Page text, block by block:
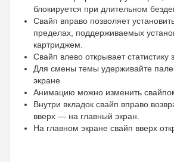
блокируется при длительном
Свайп вправо позволяет
пределах, поддерживаемых
картриджем.
Свайп влево открывает статистику
Для смены темы удерживайте
экране.
Анимацию можно изменить
Внутри вкладок свайп вправо
вверх — на главный экран.
На главном экране свайп вверх